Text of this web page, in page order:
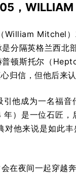
，WILLIAM
William Mitchel
分隔英格兰西
顿斯托尔（
归信，但他后来
他成为一名福
）是一位石匠
他来说是如此
在夜间一起穿越